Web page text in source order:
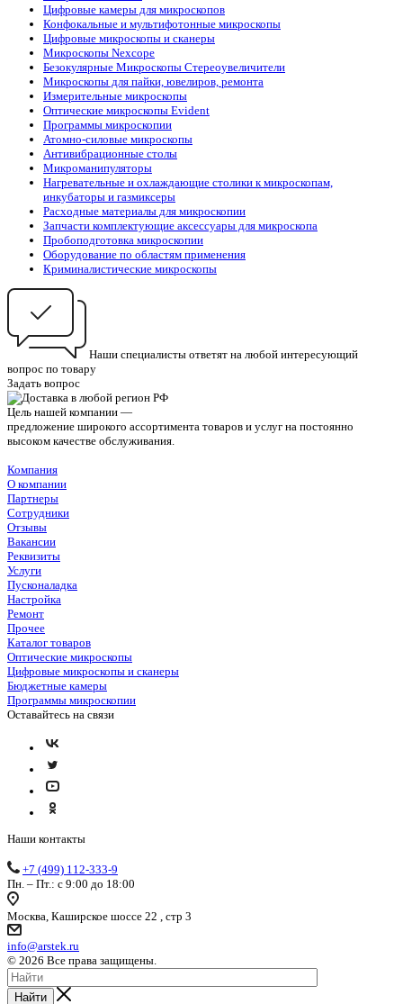
Цифровые камеры для микроскопов
Конфокальные и мультифотонные микроскопы
Цифровые микроскопы и сканеры
Микроскопы Nexcope
Безокулярные Микроскопы Стереоувеличители
Микроскопы для пайки, ювелиров, ремонта
Измерительные микроскопы
Оптические микроскопы Evident
Программы микроскопии
Атомно-силовые микроскопы
Антивибрационные столы
Микроманипуляторы
Нагревательные и охлаждающие столики к микроскопам,
инкубаторы и газмиксеры
Расходные материалы для микроскопии
Запчасти комплектующие аксессуары для микроскопа
Пробоподготовка микроскопии
Оборудование по областям применения
Криминалистические микроскопы
Наши специалисты ответят на любой интересующий
вопрос по товару
Задать вопрос
Цель нашей компании —
предложение широкого ассортимента товаров и услуг на постоянно
высоком качестве обслуживания.
Компания
О компании
Партнеры
Сотрудники
Отзывы
Вакансии
Реквизиты
Услуги
Пусконаладка
Настройка
Ремонт
Прочее
Каталог товаров
Оптические микроскопы
Цифровые микроскопы и сканеры
Бюджетные камеры
Программы микроскопии
Оставайтесь на связи
Наши контакты
+7 (499) 112-333-9
Пн. – Пт.: с 9:00 до 18:00
Москва, Каширское шоссе 22 , стр 3
info@arstek.ru
© 2026 Все права защищены.
Найти